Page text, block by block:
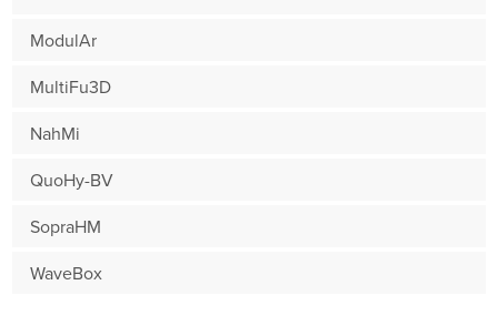
ModulAr
MultiFu3D
NahMi
QuoHy-BV
SopraHM
WaveBox